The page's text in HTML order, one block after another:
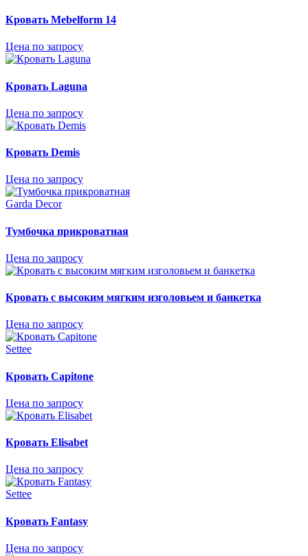
Кровать Mebelform 14
Цена по запросу
Кровать Laguna
Цена по запросу
Кровать Demis
Цена по запросу
Garda Decor
Тумбочка прикроватная
Цена по запросу
Кровать с высоким мягким изголовьем и банкетка
Цена по запросу
Settee
Кровать Capitone
Цена по запросу
Кровать Elisabet
Цена по запросу
Settee
Кровать Fantasy
Цена по запросу